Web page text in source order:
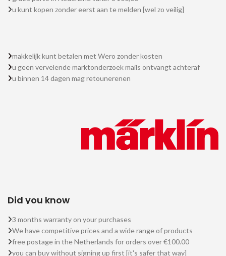
u kunt kopen zonder eerst aan te melden [wel zo veilig]
makkelijk kunt betalen met Wero zonder kosten
u geen vervelende marktonderzoek mails ontvangt achteraf
u binnen 14 dagen mag retounerenen
Did you know
3 months warranty on your purchases
We have competitive prices and a wide range of products
free postage in the Netherlands for orders over €100.00
you can buy without signing up first [it's safer that way]